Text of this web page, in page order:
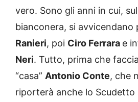
vero. Sono gli anni in cui,
bianconera, si avvicendano
Ranieri, poi Ciro Ferrara e
Neri. Tutto, prima che
“casa” Antonio Conte, che
riporterà anche lo Scudetto